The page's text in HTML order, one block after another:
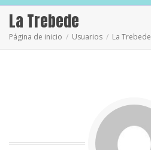
La Trebede
Página de inicio Usuarios La Trebede